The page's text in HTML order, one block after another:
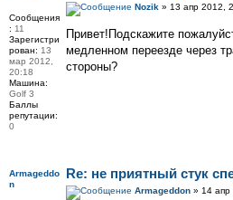
Nozik » 13 апр 2012,
Привет!Подскажите
медленном переезде через
стороны?
Сообщения
: 11
Зарегистри
рован: 13
мар 2012,
20:18
Машина:
Golf 3
Баллы
репутации:
0
Re: не приятный стук
Armageddon » 14 апр
Armageddo
n